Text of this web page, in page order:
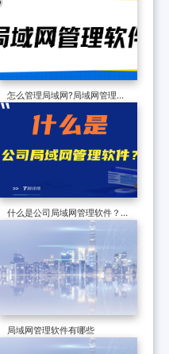
怎么管理局域网?局域网管理软
件携6大功能给企业排忧解难,让
运维轻松一半！
什么是公司局域网管理软件？两
款常见的公司局域网管理软件推
局域网管理软件有哪些